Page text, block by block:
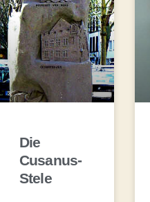
Die
Cusanus-
Stele